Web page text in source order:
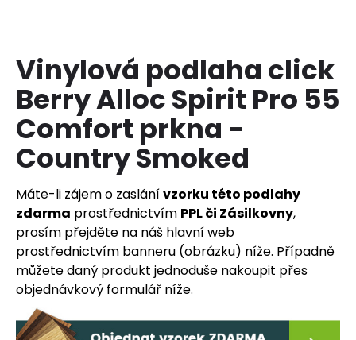
Vinylová podlaha click
Berry Alloc Spirit Pro 55
Comfort prkna -
Country Smoked
Máte-li zájem o zaslánívzorku této podlahy
zdarma prostřednictvím PPL či Zásilkovny,
prosím přejděte na náš hlavní web
prostřednictvím banneru (obrázku) níže. Případně
můžete daný produkt jednoduše nakoupit přes
objednávkový formulář níže.
í
t
?
D
o
p
r